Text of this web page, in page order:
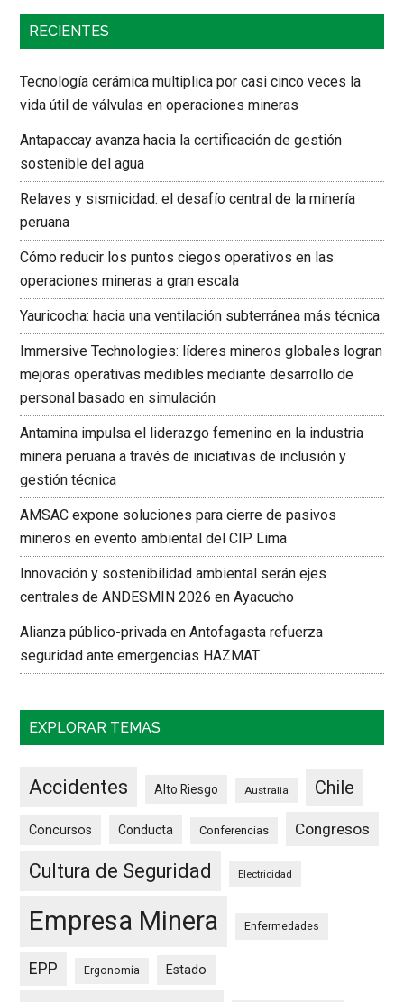
RECIENTES
Tecnología cerámica multiplica por casi cinco veces la
vida útil de válvulas en operaciones mineras
Antapaccay avanza hacia la certificación de gestión
sostenible del agua
Relaves y sismicidad: el desafío central de la minería
peruana
Cómo reducir los puntos ciegos operativos en las
operaciones mineras a gran escala
Yauricocha: hacia una ventilación subterránea más técnica
Immersive Technologies: líderes mineros globales logran
mejoras operativas medibles mediante desarrollo de
personal basado en simulación
Antamina impulsa el liderazgo femenino en la industria
minera peruana a través de iniciativas de inclusión y
gestión técnica
AMSAC expone soluciones para cierre de pasivos
mineros en evento ambiental del CIP Lima
Innovación y sostenibilidad ambiental serán ejes
centrales de ANDESMIN 2026 en Ayacucho
Alianza público-privada en Antofagasta refuerza
seguridad ante emergencias HAZMAT
EXPLORAR TEMAS
Accidentes Alto Riesgo Australia Chile
Concursos Conducta Conferencias Congresos
Cultura de Seguridad Electricidad
Empresa Minera Enfermedades
EPP Ergonomía Estado